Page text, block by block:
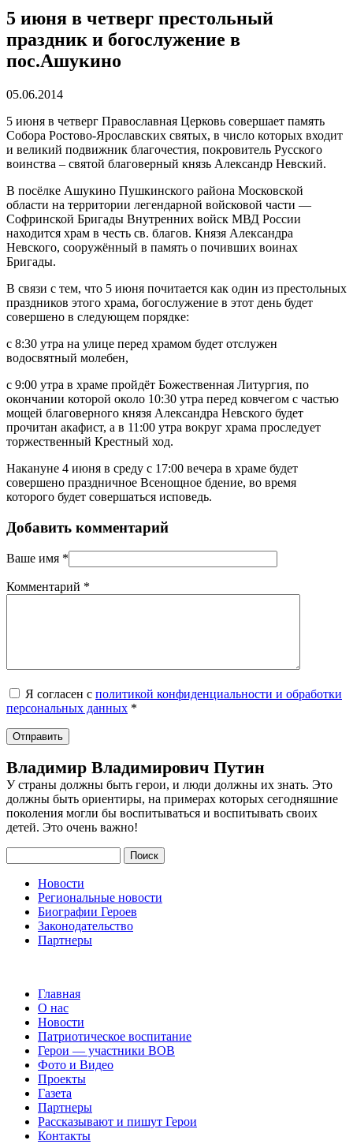
5 июня в четверг престольный
праздник и богослужение в
пос.Ашукино
05.06.2014
5 июня в четверг Православная Церковь совершает память
Собора Ростово-Ярославских святых, в число которых входит
и великий подвижник благочестия, покровитель Русского
воинства – святой благоверный князь Александр Невский.
В посёлке Ашукино Пушкинского района Московской
области на территории легендарной войсковой части —
Софринской Бригады Внутренних войск МВД России
находится храм в честь св. благов. Князя Александра
Невского, сооружённый в память о почивших воинах
Бригады.
В связи с тем, что 5 июня почитается как один из престольных
праздников этого храма, богослужение в этот день будет
совершено в следующем порядке:
с 8:30 утра на улице перед храмом будет отслужен
водосвятный молебен,
с 9:00 утра в храме пройдёт Божественная Литургия, по
окончании которой около 10:30 утра перед ковчегом с частью
мощей благоверного князя Александра Невского будет
прочитан акафист, а в 11:00 утра вокруг храма проследует
торжественный Крестный ход.
Накануне 4 июня в среду с 17:00 вечера в храме будет
совершено праздничное Всенощное бдение, во время
которого будет совершаться исповедь.
Добавить комментарий
Ваше имя *
Комментарий *
Я согласен с политикой конфиденциальности и обработки
персональных данных *
Владимир Владимирович Путин
У страны должны быть герои, и люди должны их знать. Это
должны быть ориентиры, на примерах которых сегодняшние
поколения могли бы воспитываться и воспитывать своих
детей. Это очень важно!
Поиск
Новости
Региональные новости
Биографии Героев
Законодательство
Партнеры
Главная
О нас
Новости
Патриотическое воспитание
Герои — участники ВОВ
Фото и Видео
Проекты
Газета
Партнеры
Рассказывают и пишут Герои
Контакты